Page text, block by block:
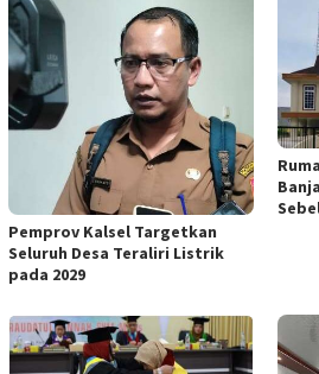
Pemprov Kalsel Targetkan
Seluruh Desa Teraliri Listrik
pada 2029